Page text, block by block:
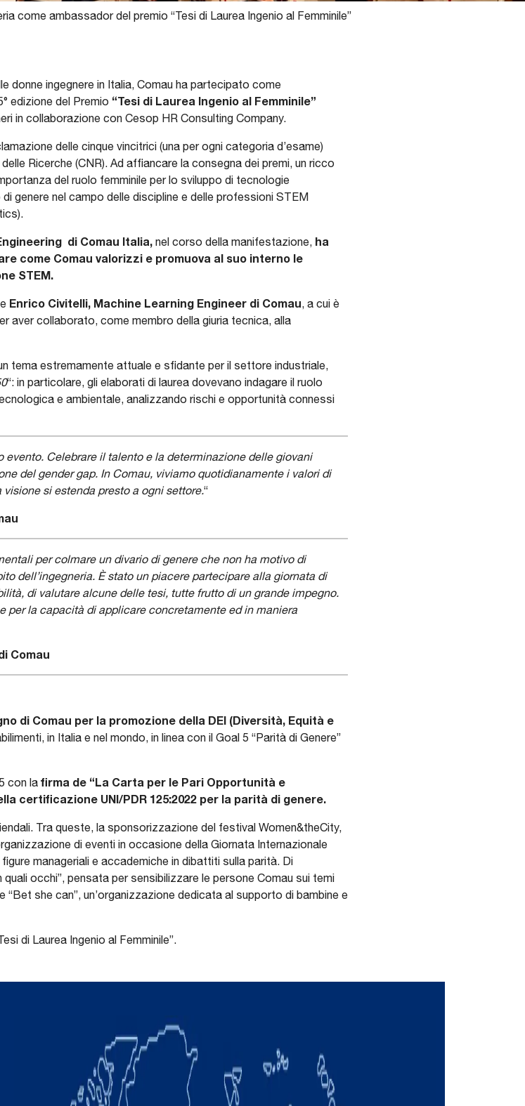
come ambassador del premio “Tesi di Laurea Ingenio al Femminile”
donne ingegnere in Italia, Comau ha partecipato come
edizione del Premio “Tesi di Laurea Ingenio al Femminile”
in collaborazione con Cesop HR Consulting Company.
delle cinque vincitrici (una per ogni categoria d’esame)
Ricerche (CNR). Ad affiancare la consegna dei premi, un ricco
del ruolo femminile per lo sviluppo di tecnologie
genere nel campo delle discipline e delle professioni STEM
di Comau Italia, nel corso della manifestazione, ha
come Comau valorizzi e promuova al suo interno le
STEM.
Enrico Civitelli, Machine Learning Engineer di Comau, a cui è
aver collaborato, come membro della giuria tecnica, alla
tema estremamente attuale e sfidante per il settore industriale,
“: in particolare, gli elaborati di laurea dovevano indagare il ruolo
e ambientale, analizzando rischi e opportunità connessi
evento. Celebrare il talento e la determinazione delle giovani
del gender gap. In Comau, viviamo quotidianamente i valori di
si estenda presto a ogni settore.“
per colmare un divario di genere che non ha motivo di
dell’ingegneria. È stato un piacere partecipare alla giornata di
di valutare alcune delle tesi, tutte frutto di un grande impegno.
per la capacità di applicare concretamente ed in maniera
Comau
di Comau per la promozione della DEI (Diversità, Equità e
in Italia e nel mondo, in linea con il Goal 5 “Parità di Genere”
con la firma de “La Carta per le Pari Opportunità e
certificazione UNI/PDR 125:2022 per la parità di genere.
Tra queste, la sponsorizzazione del festival Women&theCity,
di eventi in occasione della Giornata Internazionale
manageriali e accademiche in dibattiti sulla parità. Di
occhi”, pensata per sensibilizzare le persone Comau sui temi
she can”, un’organizzazione dedicata al supporto di bambine e
di Laurea Ingenio al Femminile”.